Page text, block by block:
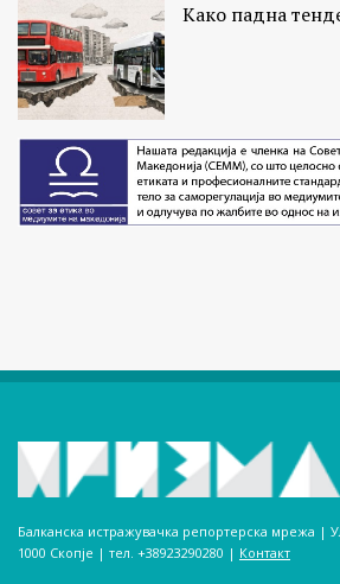
Како падна
Балканска истражувачка репортерска мрежа |
1000 Скопје | тел. +38923290280­ | Контакт